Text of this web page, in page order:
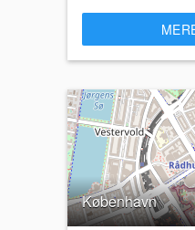
København